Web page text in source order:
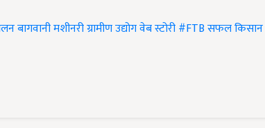
बागवानीमशीनरीग्रामीण उद्योगवेब स्टोरी#FTBसफल किसान